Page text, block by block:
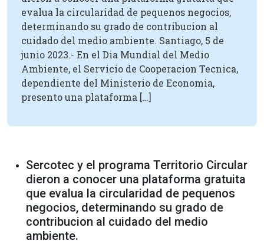
evalua la circularidad de pequenos negocios,
determinando su grado de contribucion al
cuidado del medio ambiente. Santiago, 5 de
junio 2023.- En el Dia Mundial del Medio
Ambiente, el Servicio de Cooperacion Tecnica,
dependiente del Ministerio de Economia,
presento una plataforma […]
Sercotec y el programa Territorio Circular
dieron a conocer una plataforma gratuita
que evalua la circularidad de pequenos
negocios, determinando su grado de
contribucion al cuidado del medio
ambiente.